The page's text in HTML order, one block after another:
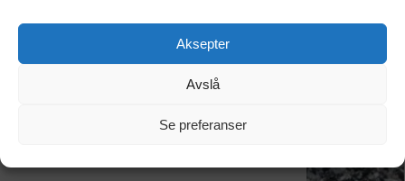
Aksepter
Avslå
Se preferanser
NOCH Landskap og Detaljer
NOCH